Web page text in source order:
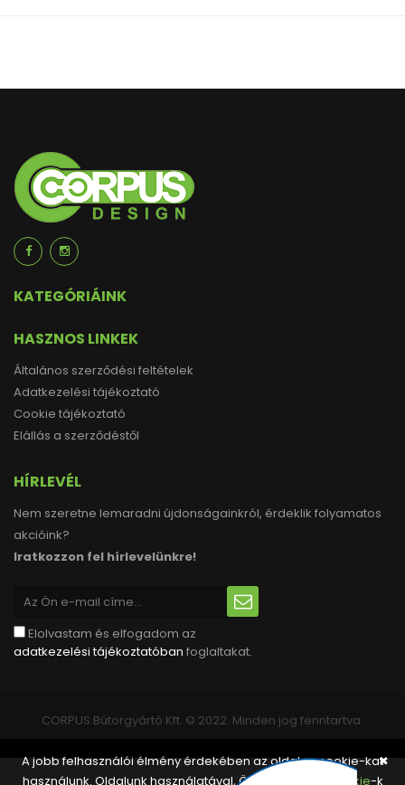
KATEGÓRIÁINK
HASZNOS LINKEK
Általános szerződési feltételek
Adatkezelési tájékoztató
Cookie tájékoztató
Elállás a szerződéstől
HÍRLEVÉL
Nem szeretne lemaradni újdonságainkról, érdeklik folyamatos
akcióink?
Iratkozzon fel hírlevelünkre!
Elolvastam és elfogadom az
adatkezelési tájékoztatóban foglaltakat.
CORPUS Bútorgyártó Kft. © 2022. Minden jog fenntartva.
A jobb felhasználói élmény érdekében az oldalon cookie-kat
használunk. Oldalunk használatával, Ön elfogadja a
cookie-k
✖